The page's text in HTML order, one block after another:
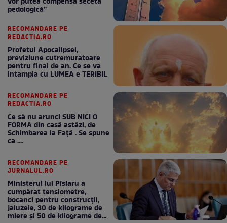
pedologică”
RECOMANDARE PE
REDACTIA.RO
Profetul Apocalipsei,
previziune cutremuratoare
pentru final de an. Ce se va
intampla cu LUMEA e TERIBIL
RECOMANDARE PE
REDACTIA.RO
Ce să nu arunci SUB NICI O
FORMA din casă astăzi, de
Schimbarea la Față . Se spune
ca ....
RECOMANDARE PE
JURNALUL.RO
Ministerul lui Pîslaru a
cumpărat tensiometre,
bocanci pentru construcții,
jaluzele, 30 de kilograme de
miere și 50 de kilograme de